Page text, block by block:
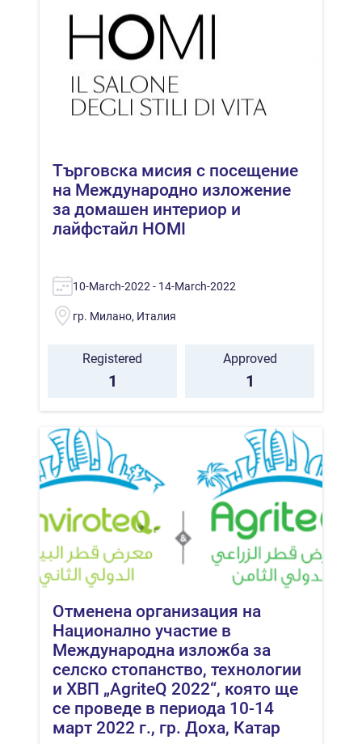
Търговска мисия с посещение
на Международно изложение
за домашен интериор и
лайфстайл HOMI
10-March-2022 - 14-March-2022
гр. Милано, Италия
Registered
1
Approved
1
Отменена организация на
Национално участие в
Международна изложба за
селско стопанство, технологии
и ХВП „AgriteQ 2022“, която ще
се проведе в периода 10-14
март 2022 г., гр. Доха, Катар